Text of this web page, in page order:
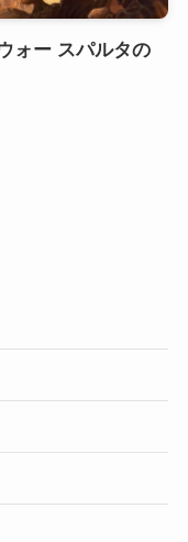
ォー スパルタの